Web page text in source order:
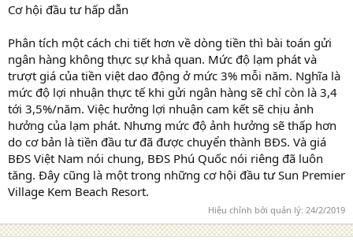
Cơ hội đầu tư hấp dẫn
Phân tích một cách chi tiết hơn về dòng tiền thì bài toán gửi
ngân hàng không thực sự khả quan. Mức độ lạm phát và
trượt giá của tiền việt dao động ở mức 3% mỗi năm. Nghĩa là
mức độ lợi nhuận thực tế khi gửi ngân hàng sẽ chỉ còn là 3,4
tới 3,5%/năm. Việc hưởng lợi nhuận cam kết sẽ chịu ảnh
hưởng của lạm phát. Nhưng mức độ ảnh hưởng sẽ thấp hơn
do cơ bản là tiền đầu tư đã được chuyển thành BĐS. Và giá
BĐS Việt Nam nói chung, BĐS Phú Quốc nói riêng đã luôn
tăng. Đây cũng là một trong những cơ hội đầu tư Sun Premier
Village Kem Beach Resort.
Hiệu chỉnh bởi quản lý: 24/2/2019